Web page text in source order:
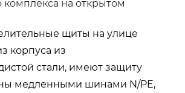
комплекса на открытом
щиты на улице
корпуса из
стали, имеют защиту
медленными шинами N/PE,